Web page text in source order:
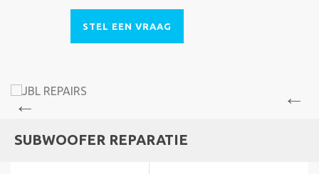
STEL EEN VRAAG
SUBWOOFER REPARATIE